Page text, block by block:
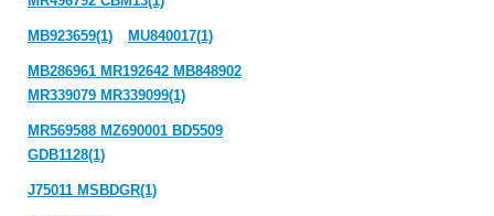
MB923659(1) MU840017(1)
MB286961 MR192642 MB848902
MR339079 MR339099(1)
MR569588 MZ690001 BD5509
GDB1128(1)
J75011 MSBDGR(1)